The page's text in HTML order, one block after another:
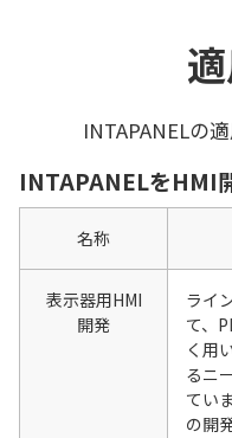
INTAPANELの
INTAPANELをHMI
名称
表示器用HMI
開発
ライ
て、
く用
るニ
てい
の開